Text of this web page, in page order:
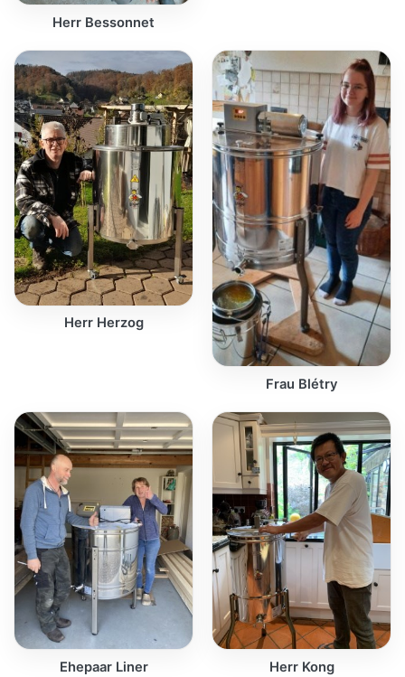
Herr Bessonnet
Herr Herzog
Frau Blétry
Ehepaar Liner Herr Kong